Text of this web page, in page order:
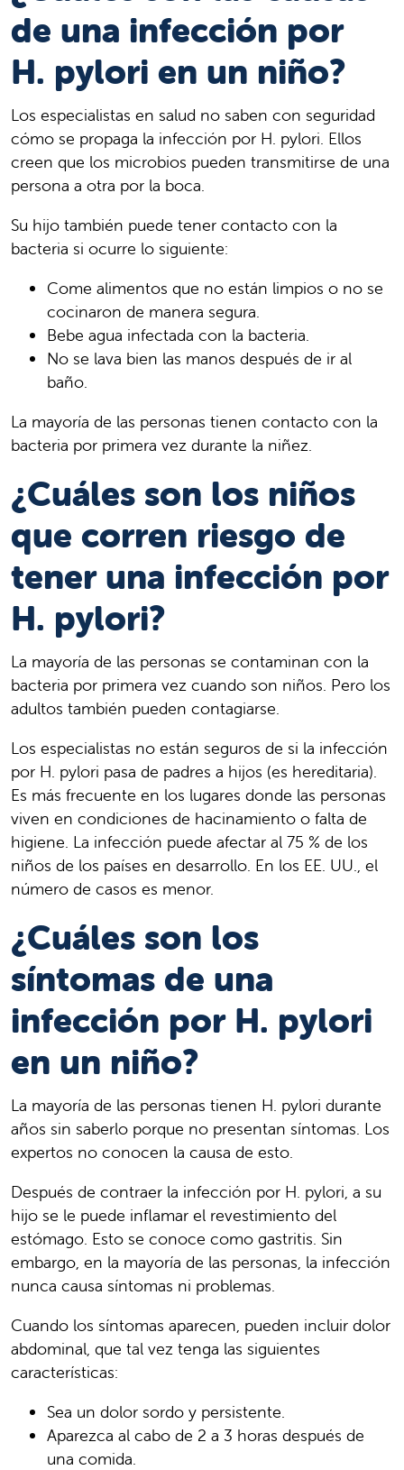
de una infección por
H. pylori en un niño?
Los especialistas en salud no saben con seguridad
cómo se propaga la infección por H. pylori. Ellos
creen que los microbios pueden transmitirse de una
persona a otra por la boca.
Su hijo también puede tener contacto con la
bacteria si ocurre lo siguiente:
Come alimentos que no están limpios o no se
cocinaron de manera segura.
Bebe agua infectada con la bacteria.
No se lava bien las manos después de ir al
baño.
La mayoría de las personas tienen contacto con la
bacteria por primera vez durante la niñez.
¿Cuáles son los niños
que corren riesgo de
tener una infección por
H. pylori?
La mayoría de las personas se contaminan con la
bacteria por primera vez cuando son niños. Pero los
adultos también pueden contagiarse.
Los especialistas no están seguros de si la infección
por H. pylori pasa de padres a hijos (es hereditaria).
Es más frecuente en los lugares donde las personas
viven en condiciones de hacinamiento o falta de
higiene. La infección puede afectar al 75 % de los
niños de los países en desarrollo. En los EE. UU., el
número de casos es menor.
¿Cuáles son los
síntomas de una
infección por H. pylori
en un niño?
La mayoría de las personas tienen H. pylori durante
años sin saberlo porque no presentan síntomas. Los
expertos no conocen la causa de esto.
Después de contraer la infección por H. pylori, a su
hijo se le puede inflamar el revestimiento del
estómago. Esto se conoce como gastritis. Sin
embargo, en la mayoría de las personas, la infección
nunca causa síntomas ni problemas.
Cuando los síntomas aparecen, pueden incluir dolor
abdominal, que tal vez tenga las siguientes
características:
Sea un dolor sordo y persistente.
Aparezca al cabo de 2 a 3 horas después de
una comida.